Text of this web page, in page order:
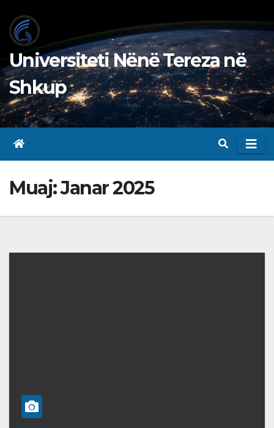
to
content
Universiteti Nënë Tereza në
Shkup
Muaj:Janar 2025